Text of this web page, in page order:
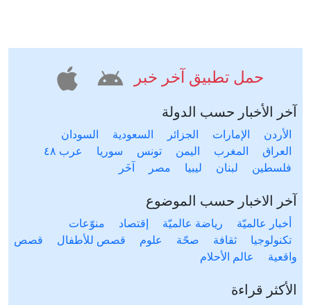
حمل تطبيق آخر خبر
آخر الأخبار حسب الدولة
الأردن الإمارات الجزائر السعودية
السودان
العراق
المغرب اليمن تونس سوريا
عرب ٤٨
فلسطين
لبنان ليبيا مصر آخَر
آخر الاخبار حسب الموضوع
أخبار عالميّة رياضة عالميّة إقتصاد
منوّعات
تكنولوجيا
ثقافة صحّة علوم قصص للأطفال
قصص
واقعية
عالم الأحلام
الأكثر قراءة